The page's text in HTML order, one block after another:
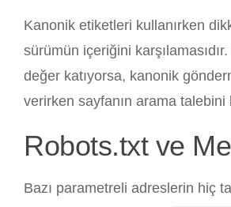
Kanonik etiketleri kullanırken
sürümün içeriğini
değer katıyorsa, kanonik
verirken sayfanın arama talebini
Robots.txt ve
Bazı parametreli adreslerin hiç